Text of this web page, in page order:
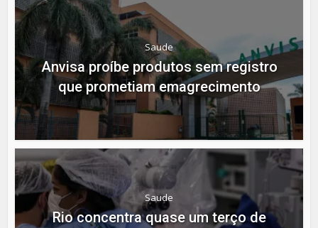
Saude
Anvisa proíbe produtos sem registro
que prometiam emagrecimento
Saude
Rio concentra quase um terço de